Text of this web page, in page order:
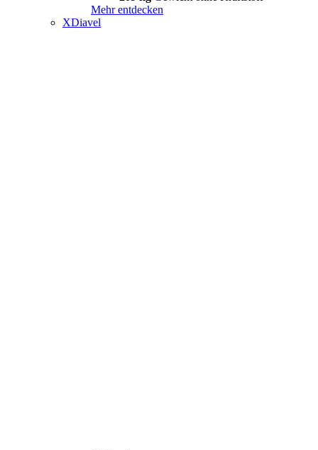
Mehr entdecken
XDiavel